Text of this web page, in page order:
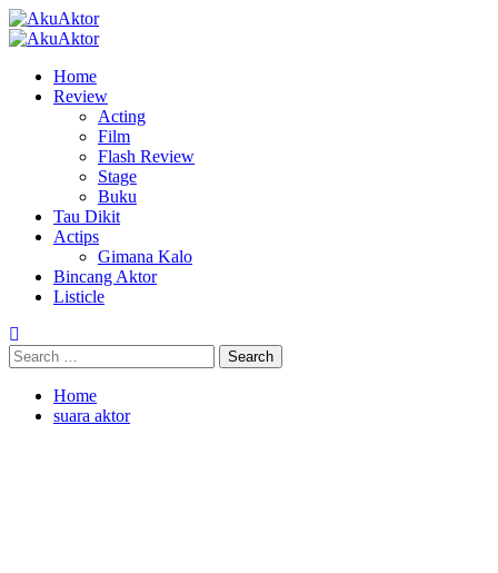
Home
Review
Acting
Film
Flash Review
Stage
Buku
Tau Dikit
Actips
Gimana Kalo
Bincang Aktor
Listicle
Home
suara aktor